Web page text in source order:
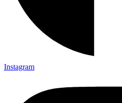
Instagram